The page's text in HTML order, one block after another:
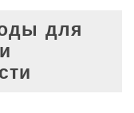
для